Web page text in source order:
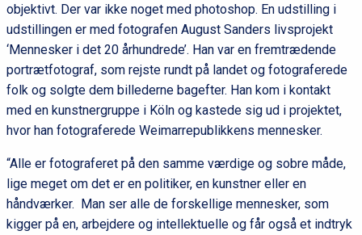
objektivt. Der var ikke noget med photoshop. En udstilling i
udstillingen er med fotografen August Sanders livsprojekt
‘Mennesker i det 20 århundrede’. Han var en fremtrædende
portrætfotograf, som rejste rundt på landet og fotograferede
folk og solgte dem billederne bagefter. Han kom i kontakt
med en kunstnergruppe i Köln og kastede sig ud i projektet,
hvor han fotograferede Weimarrepublikkens mennesker.
“Alle er fotograferet på den samme værdige og sobre måde,
lige meget om det er en politiker, en kunstner eller en
håndværker. Man ser alle de forskellige mennesker, som
kigger på en, arbejdere og intellektuelle og får også et indtryk